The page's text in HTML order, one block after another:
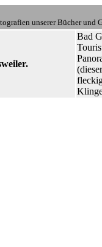
unserer Bücher und
Bad